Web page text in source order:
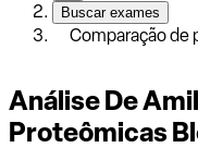
Buscar exames
Comparação de
Análise De
Proteômicas